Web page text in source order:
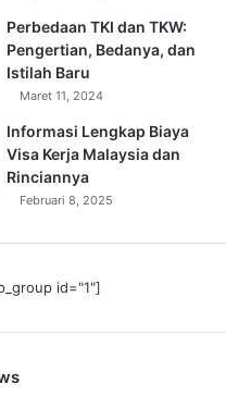
Perbedaan TKI dan TKW:
Pengertian, Bedanya, dan
Istilah Baru
Maret 11, 2024
Informasi Lengkap Biaya
Visa Kerja Malaysia dan
Rinciannya
Februari 8, 2025
id="1"]